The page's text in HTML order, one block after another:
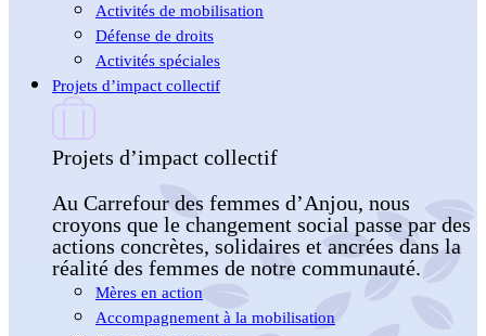
Activités de mobilisation
Défense de droits
Activités spéciales
Projets d’impact collectif
Projets d’impact collectif
Au Carrefour des femmes d’Anjou, nous
croyons que le changement social passe par des
actions concrètes, solidaires et ancrées dans la
réalité des femmes de notre communauté.
Mères en action
Accompagnement à la mobilisation